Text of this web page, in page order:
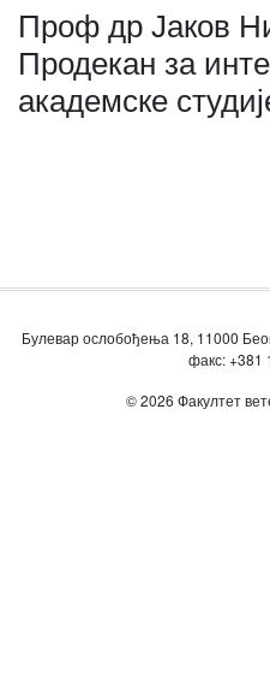
Проф др Јаков
Продекан за
академске
Булевар ослобођења 18, 11000
факс: +381
© 2026 Факултет